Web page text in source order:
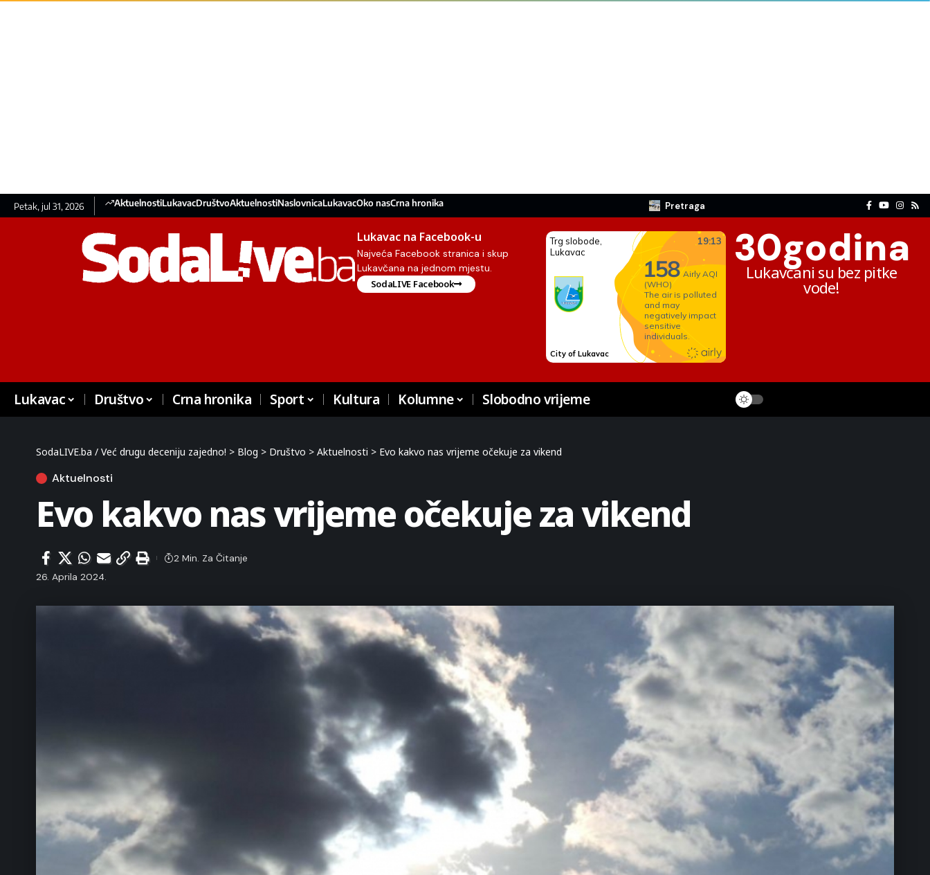
Petak, jul 31, 2026 AktuelnostiLukavacDruštvoAktuelnostiNaslovnicaLukavacOko nasCrna hronika Pretraga
Lukavac na Facebook-u
Najveća Facebook stranica i skup
Lukavčana na jednom mjestu.
SodaLIVE Facebook
30godina
Lukavčani su bez pitke
vode!
Lukavac Društvo Crna hronika Sport Kultura Kolumne Slobodno vrijeme
SodaLIVE.ba / Već drugu deceniju zajedno! > Blog > Društvo > Aktuelnosti > Evo kakvo nas vrijeme očekuje za vikend
Aktuelnosti
Evo kakvo nas vrijeme očekuje za vikend
26. Aprila 2024.
2 Min. Za Čitanje